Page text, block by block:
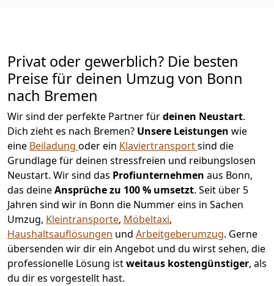
Privat oder gewerblich? Die besten
Preise für deinen Umzug von Bonn
nach Bremen
Wir sind der perfekte Partner fürdeinen Neustart.
Dich zieht es nach Bremen? Unsere Leistungen wie
eine Beiladung oder ein Klaviertransportsind die
Grundlage für deinen stressfreien und reibungslosen
Neustart. Wir sind das Profiunternehmen aus Bonn,
das deineAnsprüche zu 100 % umsetzt. Seit über 5
Jahren sind wir in Bonn die Nummer eins in Sachen
Umzug, Kleintransporte, Möbeltaxi,
Haushaltsauflösungen und Arbeitgeberumzug. Gerne
übersenden wir dir ein Angebot und du wirst sehen, die
professionelle Lösung istweitaus kostengünstiger, als
du dir es vorgestellt hast.